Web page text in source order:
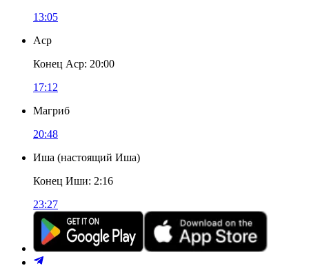
13:05
Аср
Конец Аср: 20:00
17:12
Магриб
20:48
Иша (настоящий Иша)
Конец Иши: 2:16
23:27